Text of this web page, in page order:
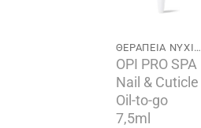
ΘΕΡΑΠΕΊΑ ΝΥΧΙΏΝ
OPI PRO SPA |
Nail & Cuticle
Oil-to-go
7,5ml